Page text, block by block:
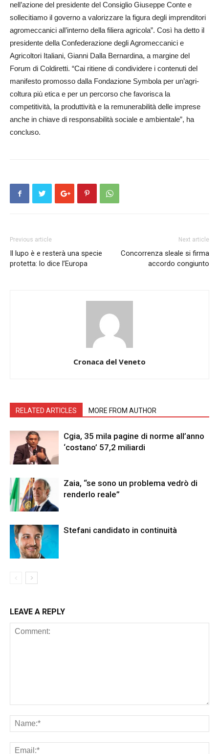
nell’azione del presidente del Consiglio Giu­seppe Conte e
sollecitiamo il governo a valorizzare la figura degli imprenditori
agromeccanici all’interno della filiera agricola”. Così ha detto il
presidente della Confederazione degli Agro­mec­canici e
Agricoltori Ita­liani, Gianni Dalla Bernar­dina, a margine del
Forum di Coldiretti. “Cai ritiene di condividere i contenuti del
manifesto promosso dalla Fon­dazione Symbola per un’agri­
coltura più etica e per un percorso che favorisca la
competitività, la produttività e la remunerabilità delle imprese
anche in chiave di responsabilità sociale e ambientale”, ha
concluso.
Previous article
Il lupo è e resterà una specie
protetta: lo dice l’Europa
Next article
Concorrenza sleale si firma
accordo congiunto
Cronaca del Veneto
RELATED ARTICLES MORE FROM AUTHOR
Cgia, 35 mila pagine di norme all’anno
‘costano’ 57,2 miliardi
Zaia, “se sono un problema vedrò di
renderlo reale”
Stefani candidato in continuità
LEAVE A REPLY